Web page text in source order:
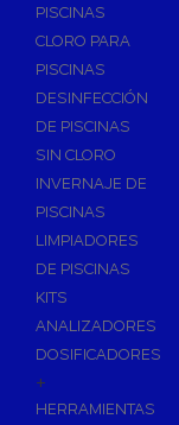
PISCINAS
CLORO PARA
PISCINAS
DESINFECCIÓN
DE PISCINAS
SIN CLORO
INVERNAJE DE
PISCINAS
LIMPIADORES
DE PISCINAS
KITS
ANALIZADORES
DOSIFICADORES
+
HERRAMIENTAS